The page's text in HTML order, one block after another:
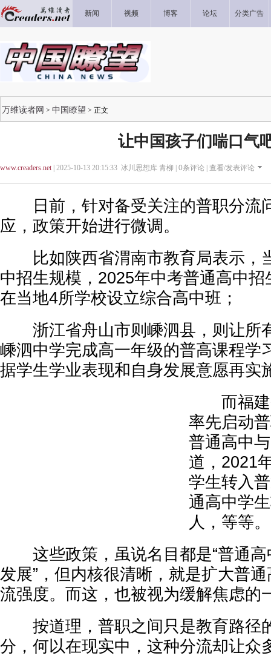
新闻 视频 博客 论坛 分类广告
万维读者网 > 中国瞭望 > 正文
让中国孩子们喘口气
www.creaders.net| 2025-10-13 20:15:33 冰川思想库 青柳 | 0条评论 | 查看/发表评论
日前，针对备受关注的普职分流
应，政策开始进行微调。
比如陕西省渭南市教育局表示，
中招生规模，2025年中考普通高中
在当地4所学校设立综合高中班；
浙江省舟山市则嵊泗县，则让所
嵊泗中学完成高一年级的普高课程学
据学生学业表现和自身发展意愿再实
而福建
率先启动
普通高中
道，2021
学生转入
通高中学
人，等等。
这些政策，虽说名目都是“普通高
发展”，但内核很清晰，就是扩大普
流强度。而这，也被视为缓解焦虑的
按道理，普职之间只是教育路径
分，何以在现实中，这种分流却让众